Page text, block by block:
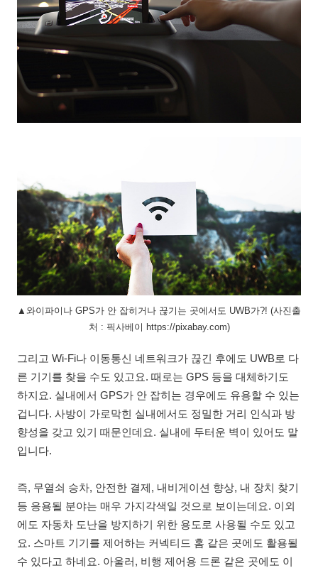
▲와이파이나 GPS가 안 잡히거나 끊기는 곳에서도 UWB가?! (사진출
처 : 픽사베이 https://pixabay.com)
그리고 Wi-Fi나 이동통신 네트워크가 끊긴 후에도 UWB로 다
른 기기를 찾을 수도 있고요. 때로는 GPS 등을 대체하기도
하지요. 실내에서 GPS가 안 잡히는 경우에도 유용할 수 있는
겁니다. 사방이 가로막힌 실내에서도 정밀한 거리 인식과 방
향성을 갖고 있기 때문인데요. 실내에 두터운 벽이 있어도 말
입니다.
즉, 무열쇠 승차, 안전한 결제, 내비게이션 향상, 내 장치 찾기
등 응용될 분야는 매우 가지각색일 것으로 보이는데요. 이외
에도 자동차 도난을 방지하기 위한 용도로 사용될 수도 있고
요. 스마트 기기를 제어하는 커넥티드 홈 같은 곳에도 활용될
수 있다고 하네요. 아울러, 비행 제어용 드론 같은 곳에도 이